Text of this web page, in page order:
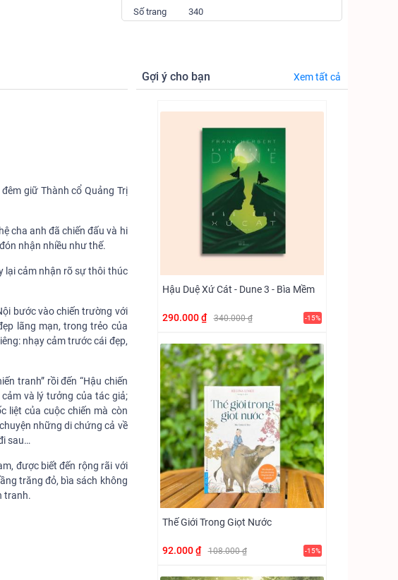
Số trang
340
giữ Thành cổ Quảng Trị
cha anh đã chiến đấu và hi
nhận nhiều như thế.
lại cảm nhận rõ sự thôi thúc
bước vào chiến trường với
lãng mạn, trong trẻo của
nhạy cảm trước cái đẹp,
tranh” rồi đến “Hậu chiến
và lý tưởng của tác giả;
liệt của cuộc chiến mà còn
những di chứng cả về
sau…
được biết đến rộng rãi với
trăng đỏ, bìa sách không
tranh.
Gợi ý cho bạn Xem tất cả
Hậu Duệ Xứ Cát - Dune 3 - Bìa Mềm
290.000 ₫ 340.000 ₫ -15%
Thế Giới Trong Giọt Nước
92.000 ₫ 108.000 ₫ -15%